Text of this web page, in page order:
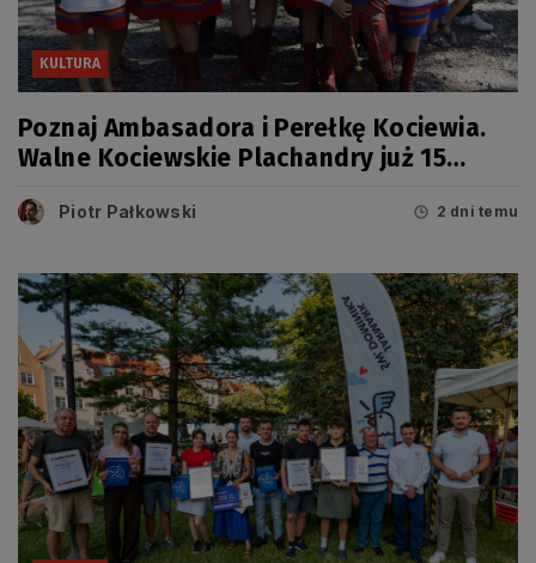
KULTURA
Poznaj Ambasadora i Perełkę Kociewia.
Walne Kociewskie Plachandry już 15
Piotr Pałkowski 2 dni temu